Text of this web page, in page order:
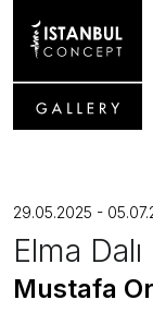
29.05.2025 -
Elma Dalı
Mustafa